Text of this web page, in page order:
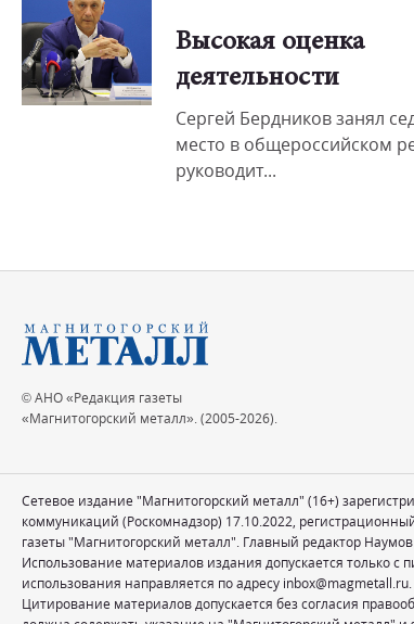
Высокая оценка
деятельности
Сергей Бердников занял
место в общероссийском
руководит...
© АНО «Редакция газеты
«Магнитогорский металл». (2005-2026).
Сетевое издание "Магнитогорский металл" (16+)
коммуникаций (Роскомнадзор) 17.10.2022,
газеты "Магнитогорский металл". Главный редактор
Использование материалов издания допускается только
использования направляется по адресу inbox@magmetall.ru.
Цитирование материалов допускается без согласия